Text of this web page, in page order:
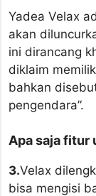
Yadea Velax
akan
ini dirancang
diklaim
bahkan
pengendara”.
Apa saja fitur
3.Velax
bisa mengisi